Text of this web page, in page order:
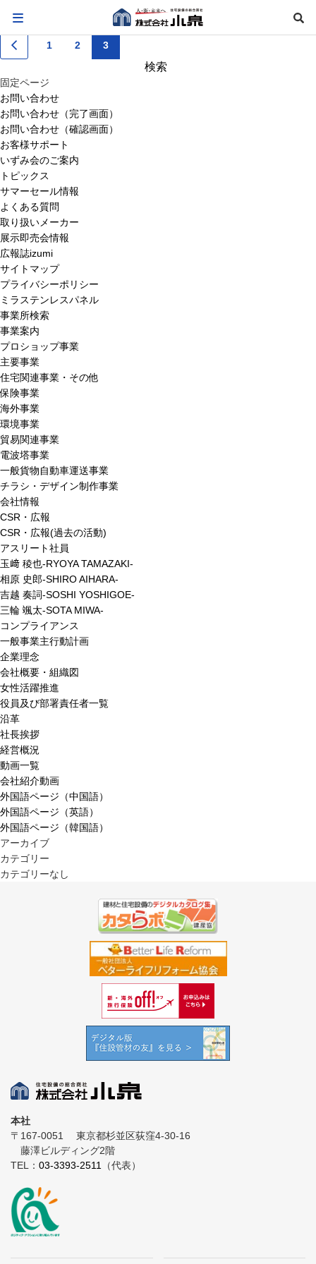
郡山営業所
1
2
3
索:
固定ページ
お問い合わせ
お問い合わせ（完了画面）
お問い合わせ（確認画面）
お客様サポート
いずみ会のご案内
トピックス
サマーセール情報
よくある質問
取り扱いメーカー
展示即売会情報
広報誌izumi
サイトマップ
プライバシーポリシー
ミラステンレスパネル
事業所検索
事業案内
プロショップ事業
主要事業
住宅関連事業・その他
保険事業
海外事業
環境事業
貿易関連事業
電波塔事業
一般貨物自動車運送事業
チラシ・デザイン制作事業
会社情報
CSR・広報
CSR・広報(過去の活動)
アスリート社員
玉﨑 稜也-RYOYA TAMAZAKI-
相原 史郎-SHIRO AIHARA-
吉越 奏詞-SOSHI YOSHIGOE-
三輪 颯太-SOTA MIWA-
コンプライアンス
一般事業主行動計画
企業理念
会社概要・組織図
女性活躍推進
役員及び部署責任者一覧
沿革
社長挨拶
経営概況
動画一覧
会社紹介動画
外国語ページ（中国語）
外国語ページ（英語）
外国語ページ（韓国語）
アーカイブ
カテゴリー
カテゴリーなし
本社
〒167-0051
東京都杉並区荻窪4-30-16
藤澤ビルディング2階
TEL： 03-3393-2511 （代表）